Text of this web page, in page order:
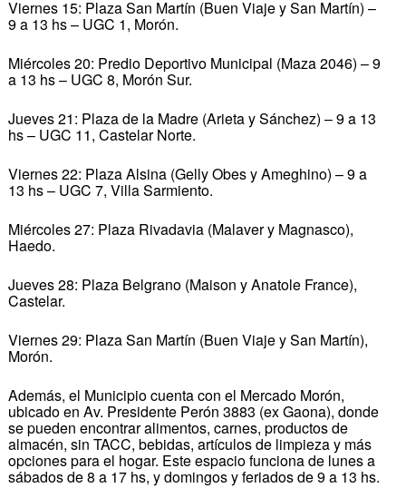
Viernes 15: Plaza San Martín (Buen Viaje y San Martín) –
9 a 13 hs – UGC 1, Morón.
Miércoles 20: Predio Deportivo Municipal (Maza 2046) – 9
a 13 hs – UGC 8, Morón Sur.
Jueves 21: Plaza de la Madre (Arieta y Sánchez) – 9 a 13
hs – UGC 11, Castelar Norte.
Viernes 22: Plaza Alsina (Gelly Obes y Ameghino) – 9 a
13 hs – UGC 7, Villa Sarmiento.
Miércoles 27: Plaza Rivadavia (Malaver y Magnasco),
Haedo.
Jueves 28: Plaza Belgrano (Maison y Anatole France),
Castelar.
Viernes 29: Plaza San Martín (Buen Viaje y San Martín),
Morón.
Además, el Municipio cuenta con el Mercado Morón,
ubicado en Av. Presidente Perón 3883 (ex Gaona), donde
se pueden encontrar alimentos, carnes, productos de
almacén, sin TACC, bebidas, artículos de limpieza y más
opciones para el hogar. Este espacio funciona de lunes a
sábados de 8 a 17 hs, y domingos y feriados de 9 a 13 hs.